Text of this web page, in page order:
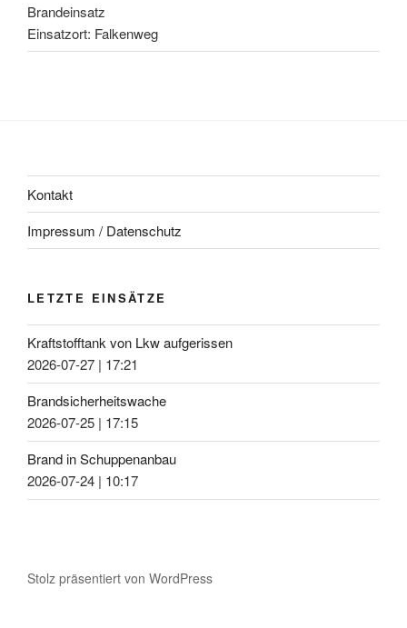
Brandeinsatz
Einsatzort: Falkenweg
Kontakt
Impressum / Datenschutz
LETZTE EINSÄTZE
Kraftstofftank von Lkw aufgerissen
2026-07-27 | 17:21
Brandsicherheitswache
2026-07-25 | 17:15
Brand in Schuppenanbau
2026-07-24 | 10:17
Stolz präsentiert von WordPress